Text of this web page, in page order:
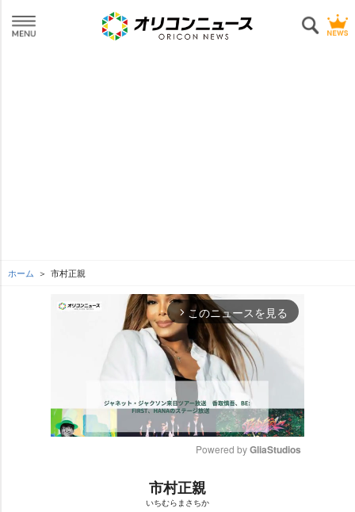
ホーム 市村正親
arrow_forward_ios このニュースを見る
Powered by GliaStudios
市村正親
いちむらまさちか